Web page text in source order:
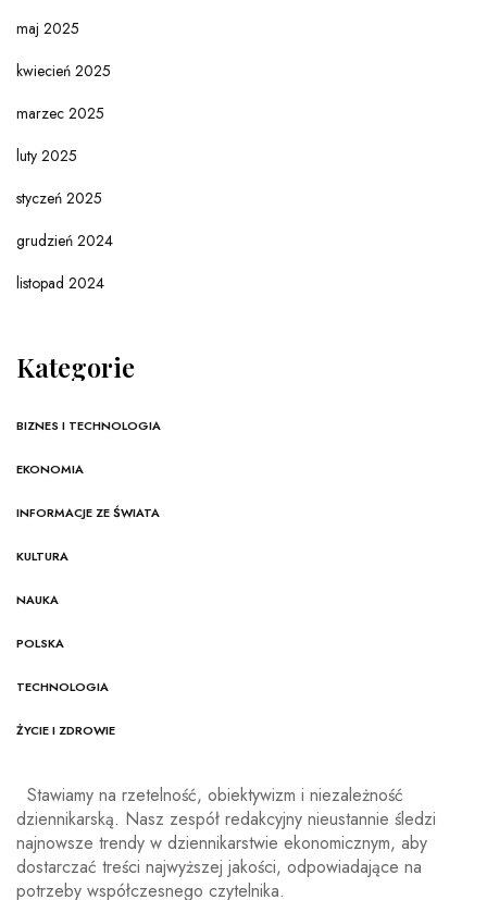
maj 2025
kwiecień 2025
marzec 2025
luty 2025
styczeń 2025
grudzień 2024
listopad 2024
Kategorie
BIZNES I TECHNOLOGIA
EKONOMIA
INFORMACJE ZE ŚWIATA
KULTURA
NAUKA
POLSKA
TECHNOLOGIA
ŻYCIE I ZDROWIE
Stawiamy na rzetelność, obiektywizm i niezależność
dziennikarską. Nasz zespół redakcyjny nieustannie śledzi
najnowsze trendy w dziennikarstwie ekonomicznym, aby
dostarczać treści najwyższej jakości, odpowiadające na
potrzeby współczesnego czytelnika.